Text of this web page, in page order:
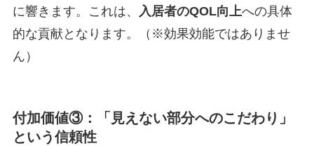
に響きます。これは、
入居者のQOL向上への具体
的な貢献となります。（※効果効能ではありませ
ん）
付加価値③：
「見えない部分へのこだわり」
という信頼性